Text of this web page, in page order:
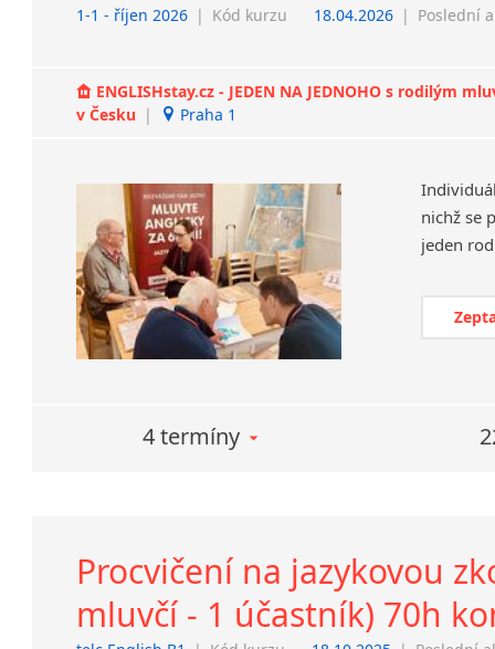
1-1 - říjen 2026 | Kód kurzu 18.04.2026 | Poslední
ENGLISHstay.cz - JEDEN NA JEDNOHO s rodilým
v Česku | Praha 1
nichž se
4 termíny
Procvičení na jazykovou
mluvčí - 1 účastník) 70h